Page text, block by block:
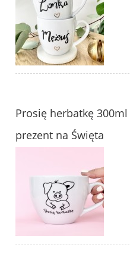
Prosię herbatkę
prezent na Święta